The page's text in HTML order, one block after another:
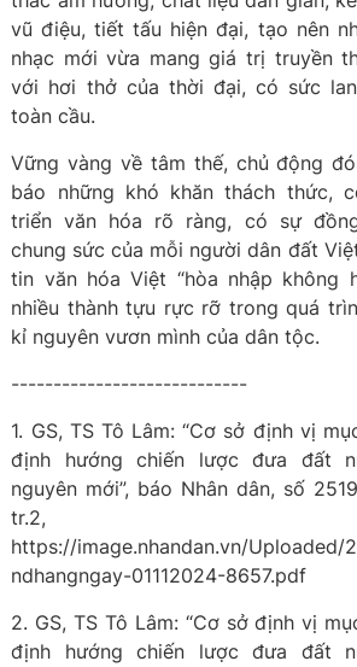
vũ điệu, tiết tấu hiện đại, tạo nên
nhạc mới vừa mang giá trị truyền
với hơi thở của thời đại, có sức
toàn cầu.
Vững vàng về tâm thế, chủ động
báo những khó khăn thách thức,
triển văn hóa rõ ràng, có sự
chung sức của mỗi người dân đất
tin văn hóa Việt “hòa nhập không
nhiều thành tựu rực rỡ trong quá
kỉ nguyên vươn mình của dân tộc.
----------------------------
1. GS, TS Tô Lâm: “Cơ sở định vị
định hướng chiến lược đưa đất
nguyên mới”, báo Nhân dân, số
tr.2,
https://image.nhandan.vn/Uploaded/
ndhangngay-01112024-8657.pdf
2. GS, TS Tô Lâm: “Cơ sở định vị
định hướng chiến lược đưa đất